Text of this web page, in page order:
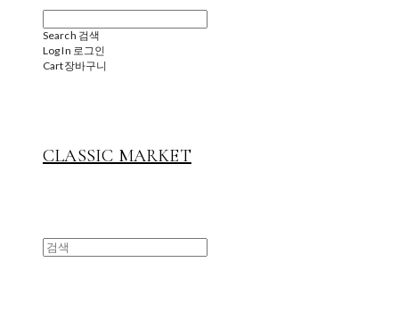
Search 검색
Log In 로그인
Cart장바구니
CLASSIC MARKET